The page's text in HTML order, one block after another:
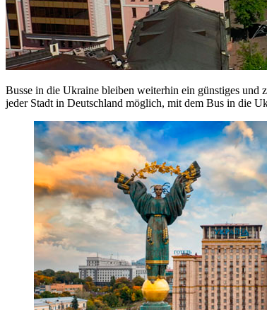
Busse in die Ukraine bleiben weiterhin ein günstiges und
jeder Stadt in Deutschland möglich, mit dem Bus in die